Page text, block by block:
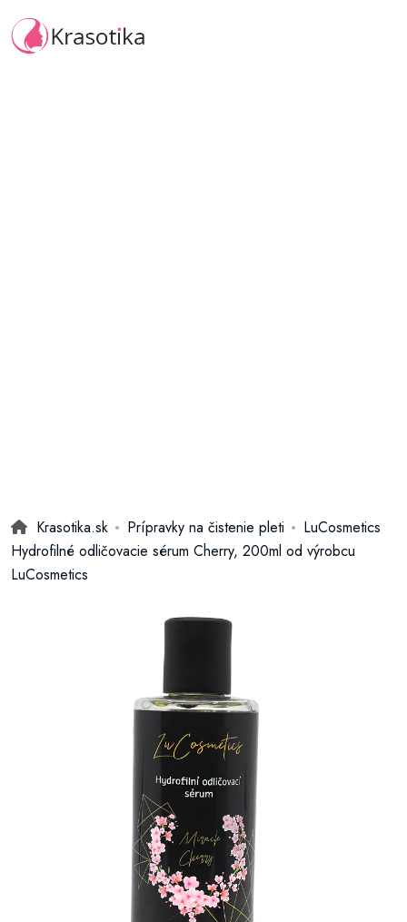
Krasotika.sk Prípravky na čistenie pleti
LuCosmetics
Hydrofilné odličovacie sérum Cherry, 200ml od výrobcu
LuCosmetics